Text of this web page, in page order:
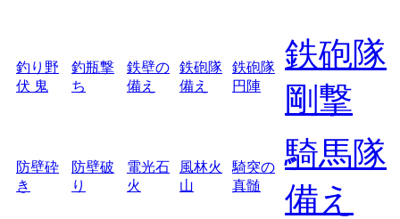
釣り野
伏 鬼
釣瓶撃
ち
鉄壁の
備え
鉄砲隊
備え
鉄砲隊
円陣
鉄砲隊
剛撃
防壁砕
き
防壁破
り
電光石
火
風林火
山
騎突の
真髄
騎馬隊
備え